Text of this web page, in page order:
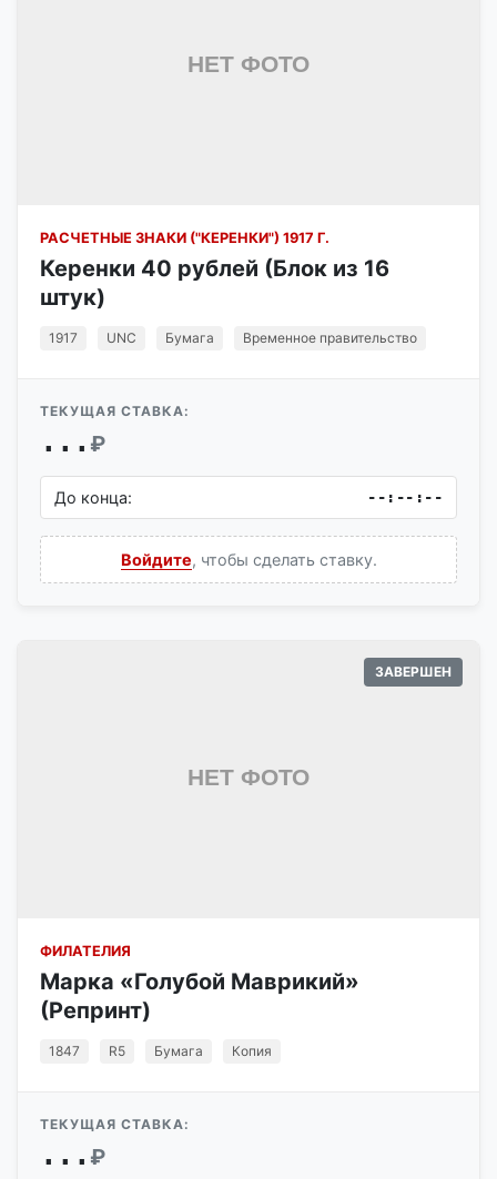
РАСЧЕТНЫЕ ЗНАКИ ("КЕРЕНКИ") 1917 Г.
Керенки 40 рублей (Блок из 16
штук)
1917 UNC Бумага Временное правительство
ТЕКУЩАЯ СТАВКА:
... ₽
До конца: --:--:--
Войдите, чтобы сделать ставку.
ЗАВЕРШЕН
ФИЛАТЕЛИЯ
Марка «Голубой Маврикий»
(Репринт)
1847 R5 Бумага Копия
ТЕКУЩАЯ СТАВКА:
... ₽